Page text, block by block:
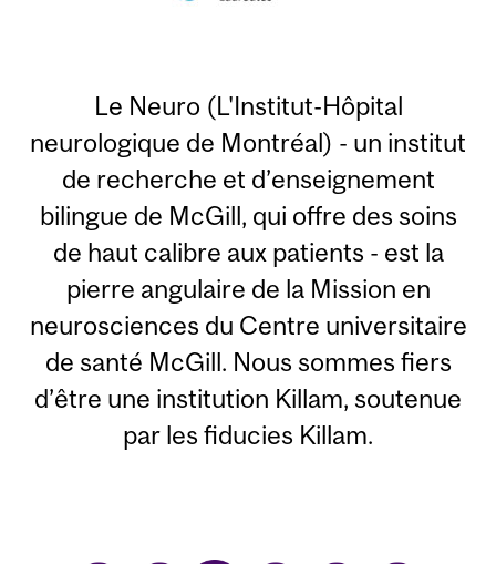
Le Neuro (L'Institut-Hôpital
neurologique de Montréal) - un institut
de recherche et d’enseignement
bilingue de McGill, qui offre des soins
de haut calibre aux patients - est la
pierre angulaire de la Mission en
neurosciences du Centre universitaire
de santé McGill. Nous sommes fiers
d’être une institution Killam, soutenue
par les fiducies Killam.